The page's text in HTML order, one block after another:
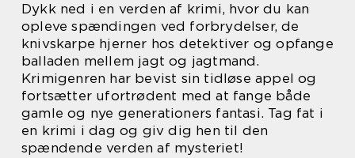
Dykk ned i en verden af krimi, hvor du kan
opleve spændingen ved forbrydelser, de
knivskarpe hjerner hos detektiver og opfange
balladen mellem jagt og jagtmand.
Krimigenren har bevist sin tidløse appel og
fortsætter ufortrødent med at fange både
gamle og nye generationers fantasi. Tag fat i
en krimi i dag og giv dig hen til den
spændende verden af mysteriet!